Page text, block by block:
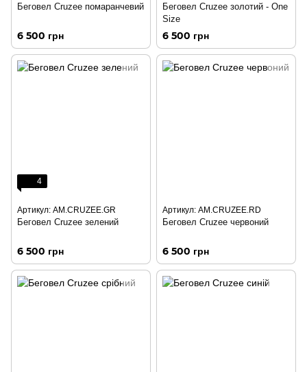
Беговел Cruzee помаранчевий
6 500 грн
Беговел Cruzee золотий - One
Size
6 500 грн
4
Артикул: AM.CRUZEE.GR
Беговел Cruzee зелений
6 500 грн
Артикул: AM.CRUZEE.RD
Беговел Cruzee червоний
6 500 грн